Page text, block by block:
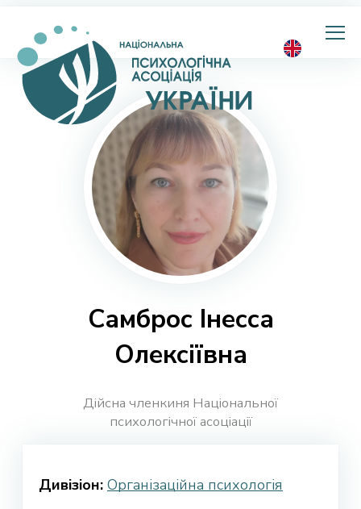
Національна
психологічна
Самброс Інесса
Олексіївна
Дійсна членкиня Національної
психологічної асоціації
Дивізіон: Організаційна психологія